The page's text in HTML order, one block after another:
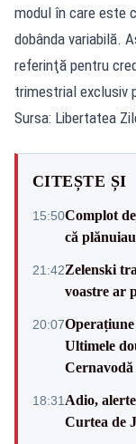
modul în care este
dobânda variabilă.
referinţă pentru
trimestrial exclusiv
Sursa: Libertatea
CITEȘTE ȘI
15:50Complot
că
21:42Zelenski
voastre ar
20:07
Ultimele
Cernavodă
18:31 Adio,
Curtea de